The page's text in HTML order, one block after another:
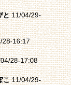
と11/04/29-
16:17
28-17:08
こ11/04/29-